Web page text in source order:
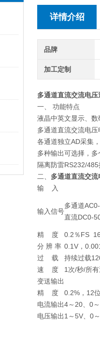
详情介绍
品牌
加工定制
多通道直流交流电压
一、 功能特点
液晶中英文显示、数
多通道直流交流电
各通道独立AD采集
多种输出可选择，
隔离防雷RS232/
二、 多通道直流交
输 入
输入信号
多通道
直流DC0-
精 度
0.2％FS
分 辨 率 0.1V，
过 载
持续过载
速 度
1次/秒/所
变送输出
精 度
0.2%，12
电流输出4～20、0
电压输出1～5V、0